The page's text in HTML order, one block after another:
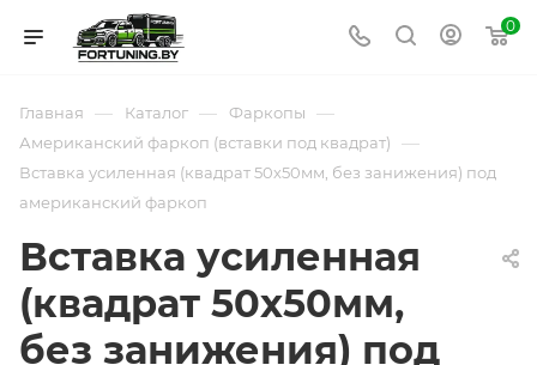
0
Главная — Каталог — Фаркопы —
Американский фаркоп (вставки под квадрат) —
Вставка усиленная (квадрат 50х50мм, без занижения) под
американский фаркоп
Вставка усиленная
(квадрат 50х50мм,
без занижения) под